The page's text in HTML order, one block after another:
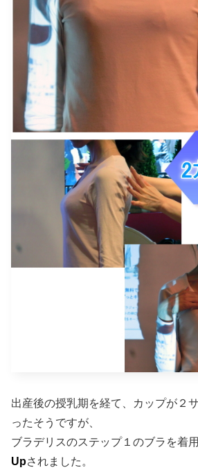
出産後の授乳期を経て、カップが２
ったそうですが、
ブラデリスのステップ１のブラを着用
Upされました。